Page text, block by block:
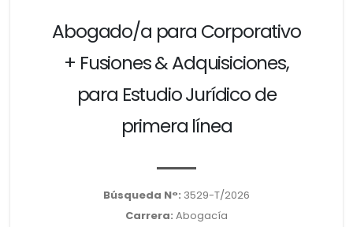
Abogado/a para Corporativo
+ Fusiones & Adquisiciones,
para Estudio Jurídico de
primera línea
Búsqueda N°: 3529-T/2026
Carrera: Abogacía